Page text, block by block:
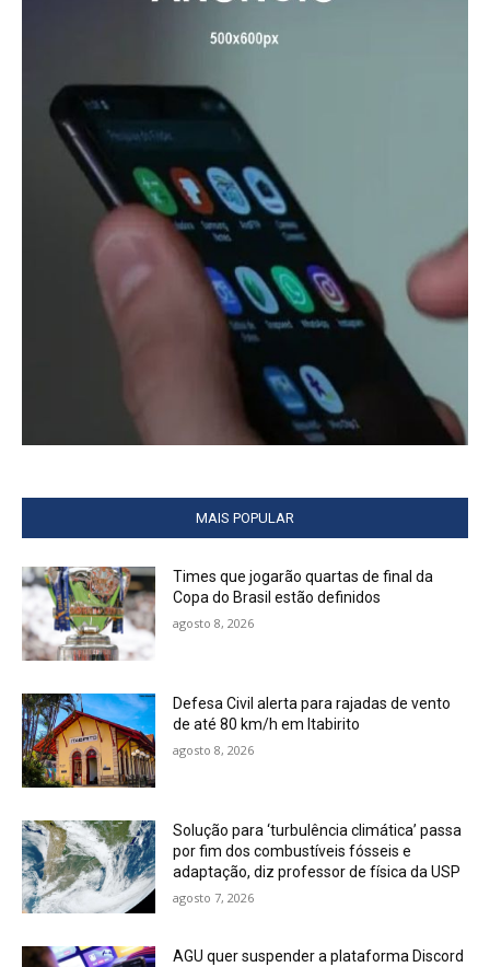
MAIS POPULAR
Times que jogarão quartas de final da
Copa do Brasil estão definidos
agosto 8, 2026
Defesa Civil alerta para rajadas de vento
de até 80 km/h em Itabirito
agosto 8, 2026
Solução para ‘turbulência climática’ passa
por fim dos combustíveis fósseis e
adaptação, diz professor de física da USP
agosto 7, 2026
AGU quer suspender a plataforma Discord